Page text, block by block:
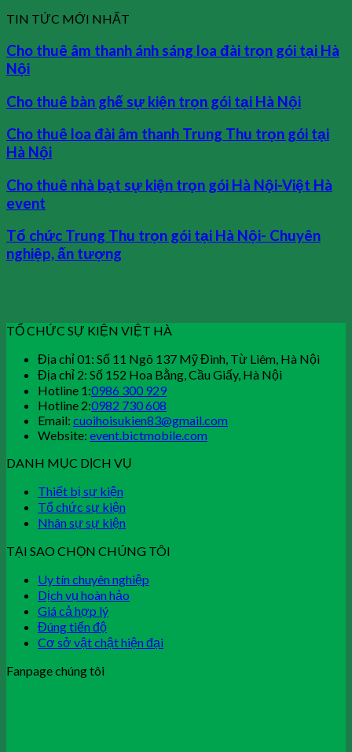
TIN TỨC MỚI NHẤT
Cho thuê âm thanh ánh sáng loa đài trọn gói tại Hà
Nội
Cho thuê bàn ghế sự kiện trọn gói tại Hà Nội
Cho thuê loa đài âm thanh Trung Thu trọn gói tại
Hà Nội
Cho thuê nhà bạt sự kiện trọn gói Hà Nội-Việt Hà
event
Tổ chức Trung Thu trọn gói tại Hà Nội- Chuyên
nghiệp, ấn tượng
TỔ CHỨC SỰ KIỆN VIỆT HÀ
Địa chỉ 01: Số 11 Ngõ 137 Mỹ Đình, Từ Liêm, Hà Nội
Địa chỉ 2: Số 152 Hoa Bằng, Cầu Giấy, Hà Nội
Hotline 1:0986 300 929
Hotline 2:0982 730 608
Email: cuoihoisukien83@gmail.com
Website: event.bictmobile.com
DANH MỤC DỊCH VỤ
Thiết bị sự kiện
Tổ chức sự kiện
Nhân sự sự kiện
TẠI SAO CHỌN CHÚNG TÔI
Uy tín chuyên nghiệp
Dịch vụ hoàn hảo
Giá cả hợp lý
Đúng tiến độ
Cơ sở vật chật hiện đại
Fanpage chúng tôi